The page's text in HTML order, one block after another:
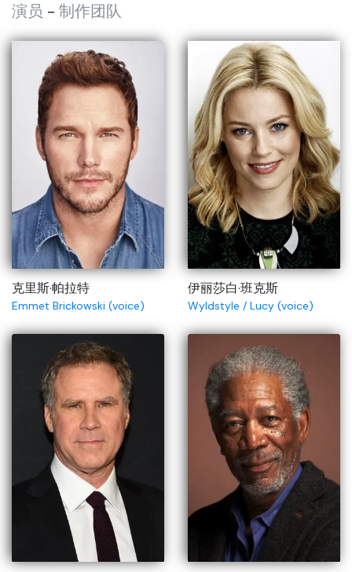
演员 - 制作团队
克里斯·帕拉特
Emmet Brickowski (voice)
伊丽莎白·班克斯
Wyldstyle / Lucy (voice)